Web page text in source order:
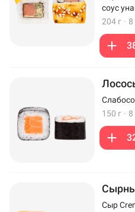
соус
204 г · 8
150 г · 8
Сыр